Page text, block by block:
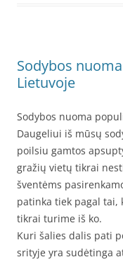
Sodybos
Lietuvoje
Sodybos nuoma
Daugeliui iš mūsų
poilsiu gamtos
gražių vietų tikrai
šventėms
patinka tiek pagal tai,
tikrai turime iš ko.
Kuri šalies dalis pati
srityje yra sudėtinga